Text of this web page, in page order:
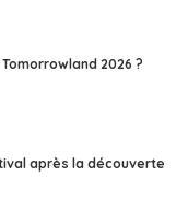
2026 ?
après la découverte